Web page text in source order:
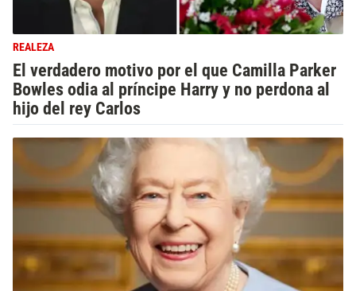
REALEZA
El verdadero motivo por el que Camilla Parker
Bowles odia al príncipe Harry y no perdona al
hijo del rey Carlos